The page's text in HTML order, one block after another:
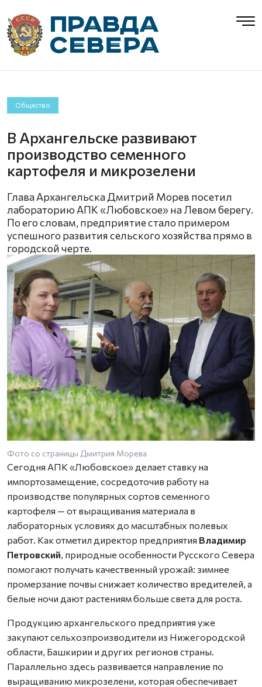
Общество
В Архангельске развивают
производство семенного
картофеля и микрозелени
Глава Архангельска Дмитрий Морев посетил
лабораторию АПК «Любовское» на Левом берегу.
По его словам, предприятие стало примером
успешного развития сельского хозяйства прямо в
городской черте.
Фото со страницы Дмитрия Морева
Сегодня АПК «Любовское» делает ставку на
импортозамещение, сосредоточив работу на
производстве популярных сортов семенного
картофеля — от выращивания материала в
лабораторных условиях до масштабных полевых
работ. Как отметил директор предприятия Владимир
Петровский, природные особенности Русского Севера
помогают получать качественный урожай: зимнее
промерзание почвы снижает количество вредителей, а
белые ночи дают растениям больше света для роста.
Продукцию архангельского предприятия уже
закупают сельхозпроизводители из Нижегородской
области, Башкирии и других регионов страны.
Параллельно здесь развивается направление по
выращиванию микрозелени, которая обеспечивает